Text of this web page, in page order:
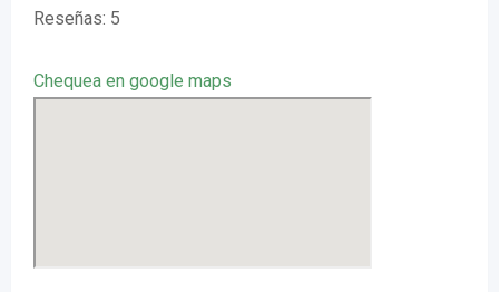
Reseñas: 5
Chequea en google maps